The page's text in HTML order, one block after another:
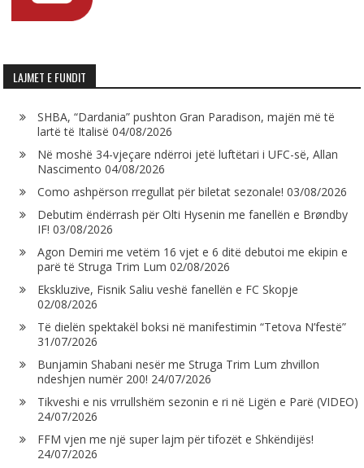
LAJMET E FUNDIT
SHBA, “Dardania” pushton Gran Paradison, majën më të
lartë të Italisë 04/08/2026
Në moshë 34-vjeçare ndërroi jetë luftëtari i UFC-së, Allan
Nascimento 04/08/2026
Como ashpërson rregullat për biletat sezonale! 03/08/2026
Debutim ëndërrash për Olti Hysenin me fanellën e Brøndby
IF! 03/08/2026
Agon Demiri me vetëm 16 vjet e 6 ditë debutoi me ekipin e
parë të Struga Trim Lum 02/08/2026
Ekskluzive, Fisnik Saliu veshë fanellën e FC Skopje
02/08/2026
Të dielën spektakël boksi në manifestimin “Tetova N’festë”
31/07/2026
Bunjamin Shabani nesër me Struga Trim Lum zhvillon
ndeshjen numër 200! 24/07/2026
Tikveshi e nis vrrullshëm sezonin e ri në Ligën e Parë (VIDEO)
24/07/2026
FFM vjen me një super lajm për tifozët e Shkëndijës!
24/07/2026